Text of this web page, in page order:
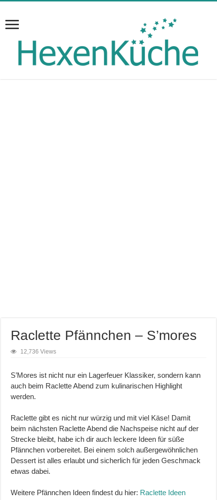
Raclette Pfännchen – S’mores
12,736 Views
S’Mores ist nicht nur ein Lagerfeuer Klassiker, sondern kann
auch beim Raclette Abend zum kulinarischen Highlight
werden.
Raclette gibt es nicht nur würzig und mit viel Käse! Damit
beim nächsten Raclette Abend die Nachspeise nicht auf der
Strecke bleibt, habe ich dir auch leckere Ideen für süße
Pfännchen vorbereitet. Bei einem solch außergewöhnlichen
Dessert ist alles erlaubt und sicherlich für jeden Geschmack
etwas dabei.
Weitere Pfännchen Ideen findest du hier: Raclette Ideen